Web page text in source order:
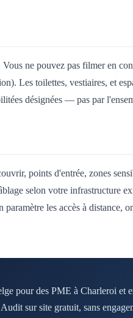
ne pouvez pas filmer en
Les toilettes, vestiaires, et
désignées — pas par
points d'entrée, zones
selon votre infrastructure
les accès à distance,
pour des PME à Charleroi et
sur site gratuit, sans